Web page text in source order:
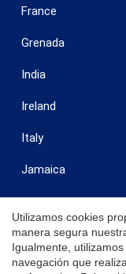
France
Grenada
India
Ireland
Italy
Jamaica
© 2026 Coldwell
Banker y los logotipos
Utilizamos cookies
manera segura
Igualmente,
navegación que